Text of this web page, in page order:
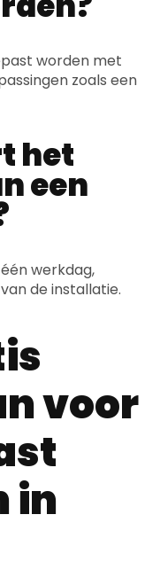
worden met
zoals een
het
een
werkdag,
de installatie.
voor
in